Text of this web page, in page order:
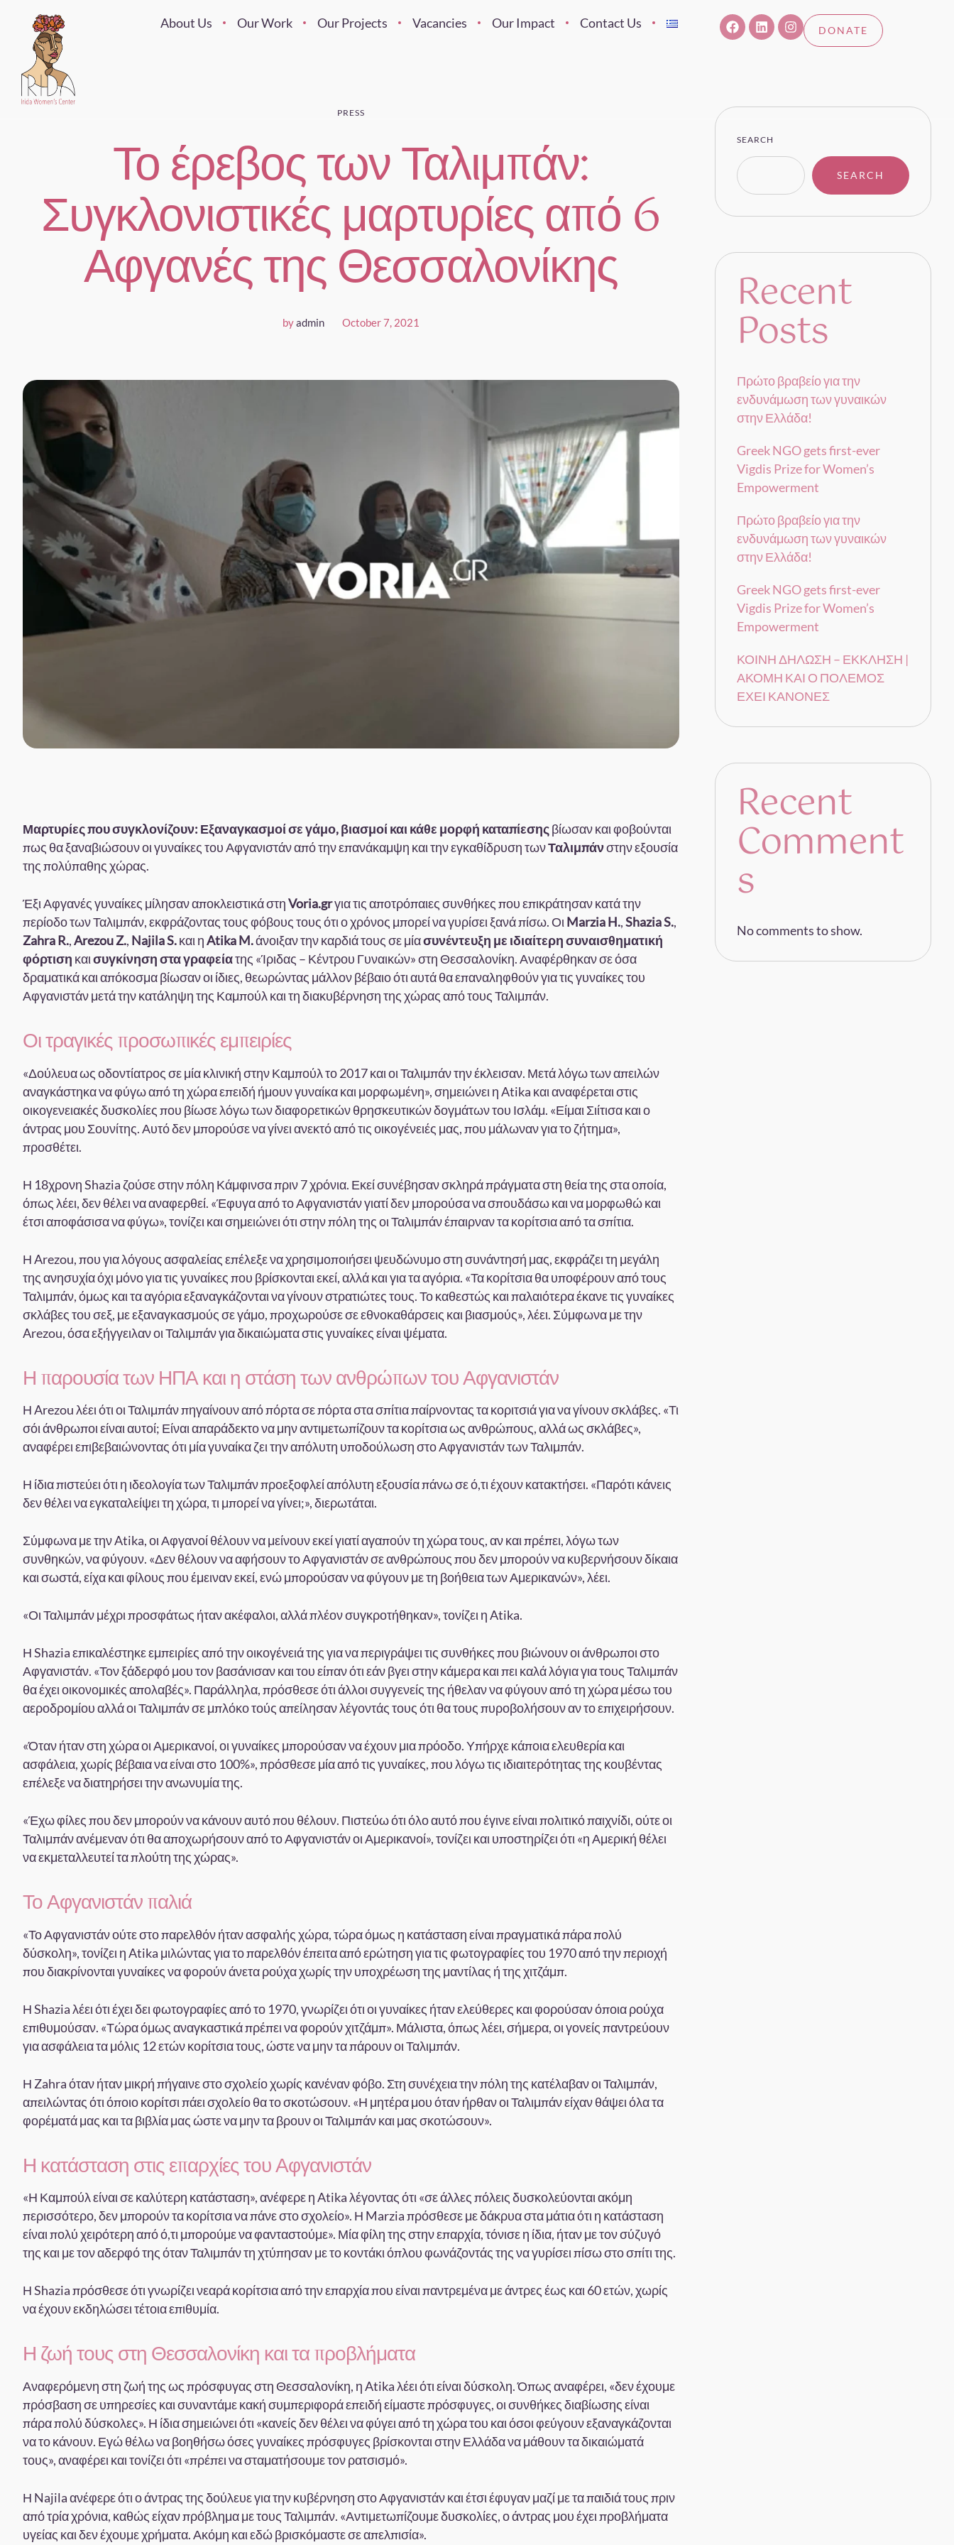
About Us Our Work Our Projects Vacancies Our Impact Contact Us DONATE
PRESS
Το έρεβος των Ταλιμπάν:
Συγκλονιστικές μαρτυρίες από 6
Αφγανές της Θεσσαλονίκης
byadmin October 7, 2021
Μαρτυρίες που συγκλονίζουν: Εξαναγκασμοί σε γάμο, βιασμοί και κάθε μορφή καταπίεσηςβίωσαν και φοβούνται
πως θα ξαναβιώσουν οι γυναίκες του Αφγανιστάν από την επανάκαμψη και την εγκαθίδρυση τωνΤαλιμπάνστην εξουσία
της πολύπαθης χώρας.
Έξι Αφγανές γυναίκες μίλησαν αποκλειστικά στηVoria.grγια τις αποτρόπαιες συνθήκες που επικράτησαν κατά την
περίοδο των Ταλιμπάν, εκφράζοντας τους φόβους τους ότι ο χρόνος μπορεί να γυρίσει ξανά πίσω. Οι Marzia H.,Shazia S.,
Zahra R.,Arezou Z., Najila S.και ηAtika M.άνοιξαν την καρδιά τους σε μίασυνέντευξη με ιδιαίτερη συναισθηματική
φόρτιση καισυγκίνηση στα γραφείατης «Ίριδας – Κέντρου Γυναικών» στη Θεσσαλονίκη. Αναφέρθηκαν σε όσα
δραματικά και απόκοσμα βίωσαν οι ίδιες, θεωρώντας μάλλον βέβαιο ότι αυτά θα επαναληφθούν για τις γυναίκες του
Αφγανιστάν μετά την κατάληψη της Καμπούλ και τη διακυβέρνηση της χώρας από τους Ταλιμπάν.
Οι τραγικές προσωπικές εμπειρίες
«Δούλευα ως οδοντίατρος σε μία κλινική στην Καμπούλ το 2017 και οι Ταλιμπάν την έκλεισαν. Μετά λόγω των απειλών
αναγκάστηκα να φύγω από τη χώρα επειδή ήμουν γυναίκα και μορφωμένη», σημειώνει η Atika και αναφέρεται στις
οικογενειακές δυσκολίες που βίωσε λόγω των διαφορετικών θρησκευτικών δογμάτων του Ισλάμ. «Είμαι Σιίτισα και ο
άντρας μου Σουνίτης. Αυτό δεν μπορούσε να γίνει ανεκτό από τις οικογένειές μας, που μάλωναν για το ζήτημα»,
προσθέτει.
Η 18χρονη Shazia ζούσε στην πόλη Κάμφινσα πριν 7 χρόνια. Εκεί συνέβησαν σκληρά πράγματα στη θεία της στα οποία,
όπως λέει, δεν θέλει να αναφερθεί. «Έφυγα από το Αφγανιστάν γιατί δεν μπορούσα να σπουδάσω και να μορφωθώ και
έτσι αποφάσισα να φύγω», τονίζει και σημειώνει ότι στην πόλη της οι Ταλιμπάν έπαιρναν τα κορίτσια από τα σπίτια.
Η Arezou, που για λόγους ασφαλείας επέλεξε να χρησιμοποιήσει ψευδώνυμο στη συνάντησή μας, εκφράζει τη μεγάλη
της ανησυχία όχι μόνο για τις γυναίκες που βρίσκονται εκεί, αλλά και για τα αγόρια. «Τα κορίτσια θα υποφέρουν από τους
Ταλιμπάν, όμως και τα αγόρια εξαναγκάζονται να γίνουν στρατιώτες τους. Το καθεστώς και παλαιότερα έκανε τις γυναίκες
σκλάβες του σεξ, με εξαναγκασμούς σε γάμο, προχωρούσε σε εθνοκαθάρσεις και βιασμούς», λέει. Σύμφωνα με την
Arezou, όσα εξήγγειλαν οι Ταλιμπάν για δικαιώματα στις γυναίκες είναι ψέματα.
Η παρουσία των ΗΠΑ και η στάση των ανθρώπων του Αφγανιστάν
Η Arezou λέει ότι οι Ταλιμπάν πηγαίνουν από πόρτα σε πόρτα στα σπίτια παίρνοντας τα κοριτσιά για να γίνουν σκλάβες. «Τι
σόι άνθρωποι είναι αυτοί; Είναι απαράδεκτο να μην αντιμετωπίζουν τα κορίτσια ως ανθρώπους, αλλά ως σκλάβες»,
αναφέρει επιβεβαιώνοντας ότι μία γυναίκα ζει την απόλυτη υποδούλωση στο Αφγανιστάν των Ταλιμπάν.
Η ίδια πιστεύει ότι η ιδεολογία των Ταλιμπάν προεξοφλεί απόλυτη εξουσία πάνω σε ό,τι έχουν κατακτήσει. «Παρότι κάνεις
δεν θέλει να εγκαταλείψει τη χώρα, τι μπορεί να γίνει;», διερωτάται.
Σύμφωνα με την Atika, οι Αφγανοί θέλουν να μείνουν εκεί γιατί αγαπούν τη χώρα τους, αν και πρέπει, λόγω των
συνθηκών, να φύγουν. «Δεν θέλουν να αφήσουν το Αφγανιστάν σε ανθρώπους που δεν μπορούν να κυβερνήσουν δίκαια
και σωστά, είχα και φίλους που έμειναν εκεί, ενώ μπορούσαν να φύγουν με τη βοήθεια των Αμερικανών», λέει.
«Οι Ταλιμπάν μέχρι προσφάτως ήταν ακέφαλοι, αλλά πλέον συγκροτήθηκαν», τονίζει η Atika.
Η Shazia επικαλέστηκε εμπειρίες από την οικογένειά της για να περιγράψει τις συνθήκες που βιώνουν οι άνθρωποι στο
Αφγανιστάν. «Τον ξάδερφό μου τον βασάνισαν και του είπαν ότι εάν βγει στην κάμερα και πει καλά λόγια για τους Ταλιμπάν
θα έχει οικονομικές απολαβές». Παράλληλα, πρόσθεσε ότι άλλοι συγγενείς της ήθελαν να φύγουν από τη χώρα μέσω του
αεροδρομίου αλλά οι Ταλιμπάν σε μπλόκο τούς απείλησαν λέγοντάς τους ότι θα τους πυροβολήσουν αν το επιχειρήσουν.
«Όταν ήταν στη χώρα οι Αμερικανοί, οι γυναίκες μπορούσαν να έχουν μια πρόοδο. Υπήρχε κάποια ελευθερία και
ασφάλεια, χωρίς βέβαια να είναι στο 100%», πρόσθεσε μία από τις γυναίκες, που λόγω τις ιδιαιτερότητας της κουβέντας
επέλεξε να διατηρήσει την ανωνυμία της.
«Έχω φίλες που δεν μπορούν να κάνουν αυτό που θέλουν. Πιστεύω ότι όλο αυτό που έγινε είναι πολιτικό παιχνίδι, ούτε οι
Ταλιμπάν ανέμεναν ότι θα αποχωρήσουν από το Αφγανιστάν οι Αμερικανοί», τονίζει και υποστηρίζει ότι «η Αμερική θέλει
να εκμεταλλευτεί τα πλούτη της χώρας».
Το Αφγανιστάν παλιά
«Το Αφγανιστάν ούτε στο παρελθόν ήταν ασφαλής χώρα, τώρα όμως η κατάσταση είναι πραγματικά πάρα πολύ
δύσκολη», τονίζει η Atika μιλώντας για το παρελθόν έπειτα από ερώτηση για τις φωτογραφίες του 1970 από την περιοχή
που διακρίνονται γυναίκες να φορούν άνετα ρούχα χωρίς την υποχρέωση της μαντίλας ή της χιτζάμπ.
Η Shazia λέει ότι έχει δει φωτογραφίες από το 1970, γνωρίζει ότι οι γυναίκες ήταν ελεύθερες και φορούσαν όποια ρούχα
επιθυμούσαν. «Τώρα όμως αναγκαστικά πρέπει να φορούν χιτζάμπ». Μάλιστα, όπως λέει, σήμερα, οι γονείς παντρεύουν
για ασφάλεια τα μόλις 12 ετών κορίτσια τους, ώστε να μην τα πάρουν οι Ταλιμπάν.
Η Zahra όταν ήταν μικρή πήγαινε στο σχολείο χωρίς κανέναν φόβο. Στη συνέχεια την πόλη της κατέλαβαν οι Ταλιμπάν,
απειλώντας ότι όποιο κορίτσι πάει σχολείο θα το σκοτώσουν. «Η μητέρα μου όταν ήρθαν οι Ταλιμπάν είχαν θάψει όλα τα
φορέματά μας και τα βιβλία μας ώστε να μην τα βρουν οι Ταλιμπάν και μας σκοτώσουν».
Η κατάσταση στις επαρχίες του Αφγανιστάν
«Η Καμπούλ είναι σε καλύτερη κατάσταση», ανέφερε η Atika λέγοντας ότι «σε άλλες πόλεις δυσκολεύονται ακόμη
περισσότερο, δεν μπορούν τα κορίτσια να πάνε στο σχολείο». Η Marzia πρόσθεσε με δάκρυα στα μάτια ότι η κατάσταση
είναι πολύ χειρότερη από ό,τι μπορούμε να φανταστούμε». Μία φίλη της στην επαρχία, τόνισε η ίδια, ήταν με τον σύζυγό
της και με τον αδερφό της όταν Ταλιμπάν τη χτύπησαν με το κοντάκι όπλου φωνάζοντάς της να γυρίσει πίσω στο σπίτι της.
Η Shazia πρόσθεσε ότι γνωρίζει νεαρά κορίτσια από την επαρχία που είναι παντρεμένα με άντρες έως και 60 ετών, χωρίς
να έχουν εκδηλώσει τέτοια επιθυμία.
Η ζωή τους στη Θεσσαλονίκη και τα προβλήματα
Αναφερόμενη στη ζωή της ως πρόσφυγας στη Θεσσαλονίκη, η Atika λέει ότι είναι δύσκολη. Όπως αναφέρει, «δεν έχουμε
πρόσβαση σε υπηρεσίες και συναντάμε κακή συμπεριφορά επειδή είμαστε πρόσφυγες, οι συνθήκες διαβίωσης είναι
πάρα πολύ δύσκολες». Η ίδια σημειώνει ότι «κανείς δεν θέλει να φύγει από τη χώρα του και όσοι φεύγουν εξαναγκάζονται
να το κάνουν. Εγώ θέλω να βοηθήσω όσες γυναίκες πρόσφυγες βρίσκονται στην Ελλάδα να μάθουν τα δικαιώματά
τους», αναφέρει και τονίζει ότι «πρέπει να σταματήσουμε τον ρατσισμό».
Η Najila ανέφερε ότι ο άντρας της δούλευε για την κυβέρνηση στο Αφγανιστάν και έτσι έφυγαν μαζί με τα παιδιά τους πριν
από τρία χρόνια, καθώς είχαν πρόβλημα με τους Ταλιμπάν. «Αντιμετωπίζουμε δυσκολίες, ο άντρας μου έχει προβλήματα
υγείας και δεν έχουμε χρήματα. Ακόμη και εδώ βρισκόμαστε σε απελπισία».
SEARCH
SEARCH
Recent
Posts
Πρώτο βραβείο για την
ενδυνάμωση των γυναικών
στην Ελλάδα!
Greek NGO gets first-ever
Vigdis Prize for Women’s
Empowerment
Πρώτο βραβείο για την
ενδυνάμωση των γυναικών
στην Ελλάδα!
Greek NGO gets first-ever
Vigdis Prize for Women’s
Empowerment
ΚΟΙΝΗ ΔΗΛΩΣΗ – ΕΚΚΛΗΣΗ |
ΑΚΟΜΗ ΚΑΙ Ο ΠΟΛΕΜΟΣ
ΕΧΕΙ ΚΑΝΟΝΕΣ
Recent
Comment
s
No comments to show.